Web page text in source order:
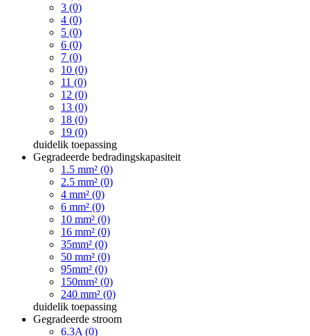
3 (0)
4 (0)
5 (0)
6 (0)
7 (0)
10 (0)
11 (0)
12 (0)
13 (0)
18 (0)
19 (0)
duidelik toepassing
Gegradeerde bedradingskapasiteit
1.5 mm² (0)
2.5 mm² (0)
4 mm² (0)
6 mm² (0)
10 mm² (0)
16 mm² (0)
35mm² (0)
50 mm² (0)
95mm² (0)
150mm² (0)
240 mm² (0)
duidelik toepassing
Gegradeerde stroom
6.3A (0)